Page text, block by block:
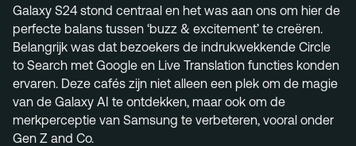
Contact
info@megawatt.agency
Galaxy S24stond centraal en het was aan ons om hier de
perfecte balans tussen ‘buzz & excitement’ te creëren.
Belangrijk was dat bezoekers de indrukwekkende Circle
to Search met Google en Live Translation functies konden
ervaren. Deze cafés zijn niet alleen een plek om de magie
van de Galaxy AI te ontdekken, maar ook om de
merkperceptie van Samsung te verbeteren, vooral onder
Gen Z and Co.